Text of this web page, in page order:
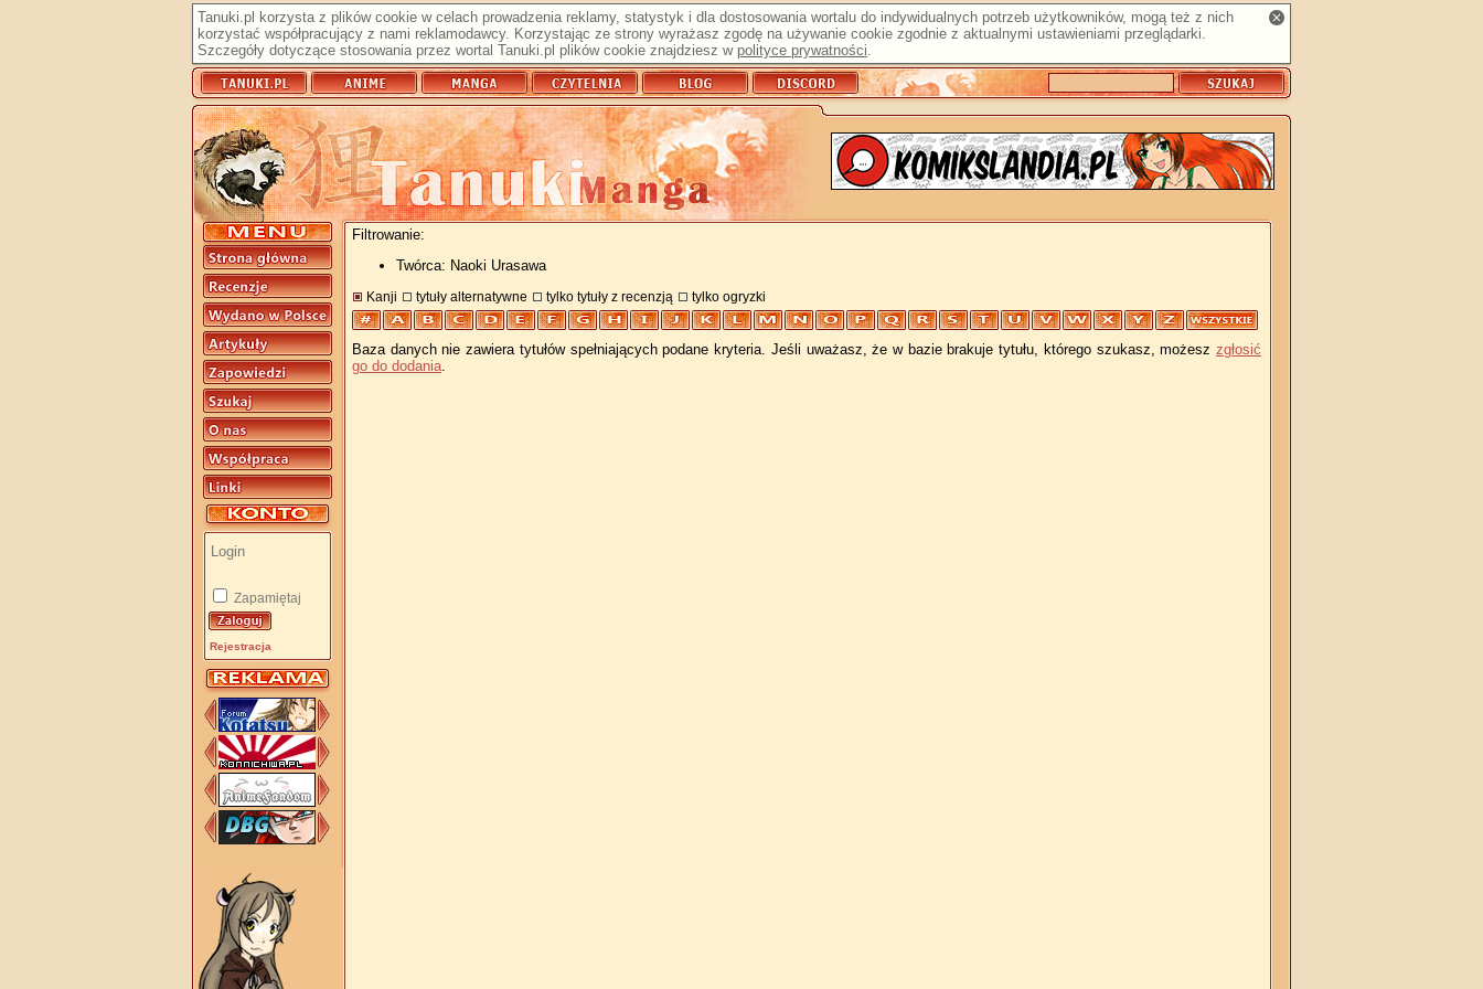
Tanuki.pl korzysta z plików cookie w celach prowadzenia reklamy, statystyk i dla dostosowania wortalu do indywidualnych potrzeb użytkowników, mogą też z nich
korzystać współpracujący z nami reklamodawcy. Korzystając ze strony wyrażasz zgodę na używanie cookie zgodnie z aktualnymi ustawieniami przeglądarki.
Szczegóły dotyczące stosowania przez wortal Tanuki.pl plików cookie znajdziesz w polityce prywatności.
Zapamiętaj
Rejestracja
Filtrowanie:
Twórca: Naoki Urasawa
Kanji tytuły alternatywne tylko tytuły z recenzją tylko ogryzki
Baza danych nie zawiera tytułów spełniających podane kryteria. Jeśli uważasz, że w bazie brakuje tytułu, którego szukasz, możesz zgłosić
go do dodania.